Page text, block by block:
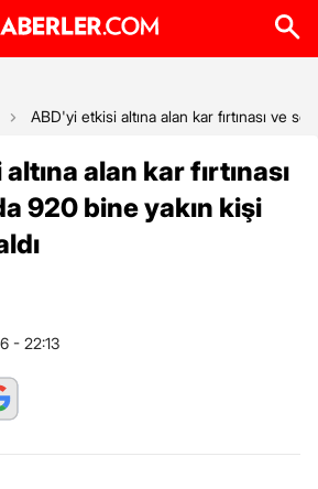
ABD'yi etkisi altına alan kar fırtınası ve
alan kar fırtınası
920 bine yakın kişi
- 22:13